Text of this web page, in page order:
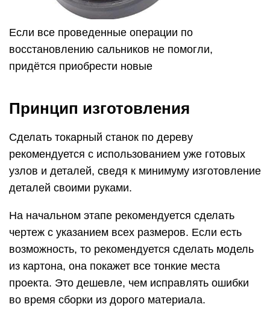
Если все проведенные операции по
восстановлению сальников не помогли,
придётся приобрести новые
Принцип изготовления
Сделать токарный станок по дереву
рекомендуется с использованием уже готовых
узлов и деталей, сведя к минимуму изготовление
деталей своими руками.
На начальном этапе рекомендуется сделать
чертеж с указанием всех размеров. Если есть
возможность, то рекомендуется сделать модель
из картона, она покажет все тонкие места
проекта. Это дешевле, чем исправлять ошибки
во время сборки из дорого материала.